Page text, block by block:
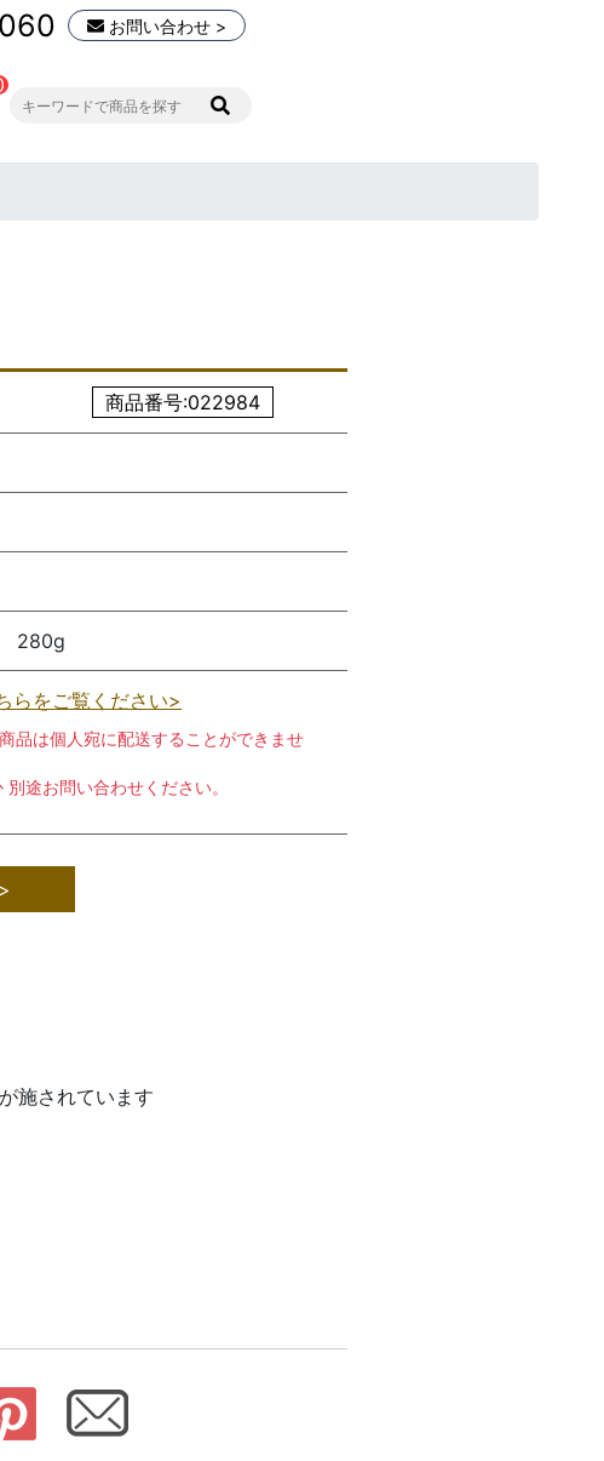
お問い合わせ >
商品番号:022984
280g
らをご覧ください>
品は個人宛に配送することができませ
途お問い合わせください。
施されています